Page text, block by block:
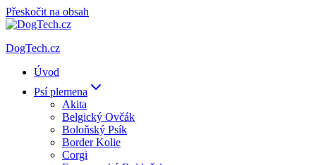
Přeskočit na obsah
DogTech.cz
Úvod
Psí plemena
Akita
Belgický Ovčák
Boloňský Psík
Border Kolie
Corgi